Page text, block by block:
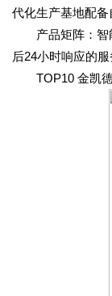
代化生产基地配
产品矩阵：智能
后24小时响应的
TOP10 金凯